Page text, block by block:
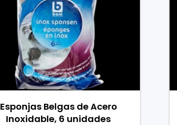
Esponjas Belgas de Acero
Inoxidable, 6 unidades